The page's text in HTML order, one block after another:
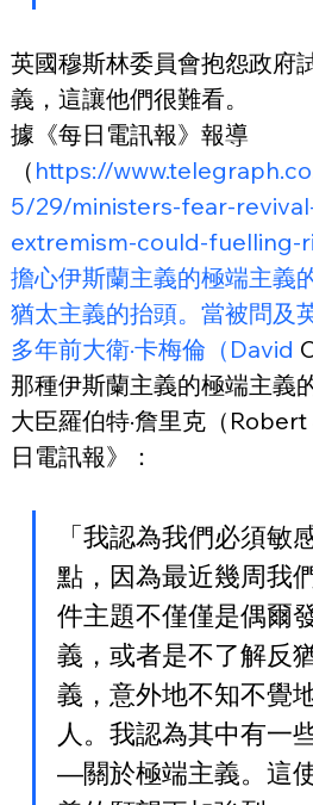
英國穆斯林委員會抱怨政府
義，這讓他們很難看。
據《每日電訊報》報導
（ https://
5/29/ministers-fear-
extremism-could-fuelling-
擔心伊斯蘭主義的極端主義
猶太主義的抬頭。當被問及
多年前大衛·卡梅倫（David
那種伊斯蘭主義的極端主義
大臣羅伯特·詹里克（
日電訊報》：
「我認為我們必須敏
點，因為最近幾周我
件主題不僅僅是偶爾
義，或者是不了解反
義，意外地不知不覺
人。我認為其中有一
—關於極端主義。這